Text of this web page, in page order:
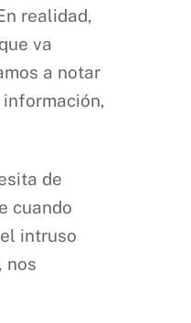
realidad,
va
a notar
información,
de
cuando
intruso
nos